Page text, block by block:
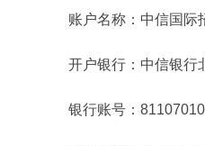
账户名称：中信国际
开户银行：中信银行
银行账号：